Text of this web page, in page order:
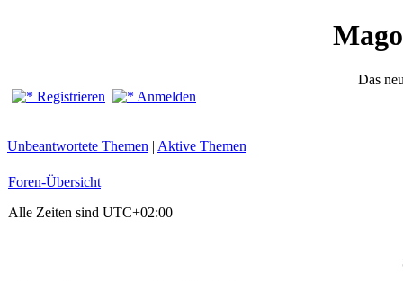
Das
Registrieren
Anmelden
Unbeantwortete Themen | Aktive Themen
Foren-Übersicht
Alle Zeiten sind UTC+02:00